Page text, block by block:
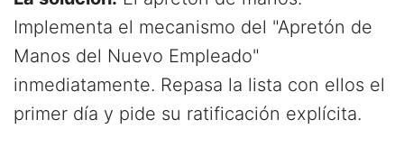
Implementa el mecanismo del "Apretón de
Manos del Nuevo Empleado"
inmediatamente. Repasa la lista con ellos el
primer día y pide su ratificación explícita.